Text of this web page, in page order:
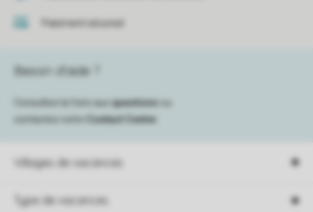
Paiement sécurisé
Villages de vacances
Type de vacances
Besoin d’aide ?
Consultez la foire aux questions
contactez notre
Contact Center